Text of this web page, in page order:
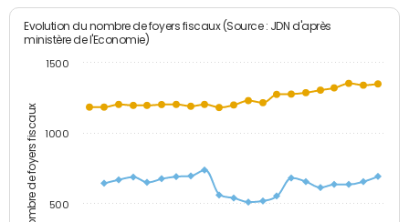
Nombre de foyers fiscaux
Evolution du nombre de foyers fiscaux (Source : JDN d'après
ministère de l'Economie)
500
1000
1500